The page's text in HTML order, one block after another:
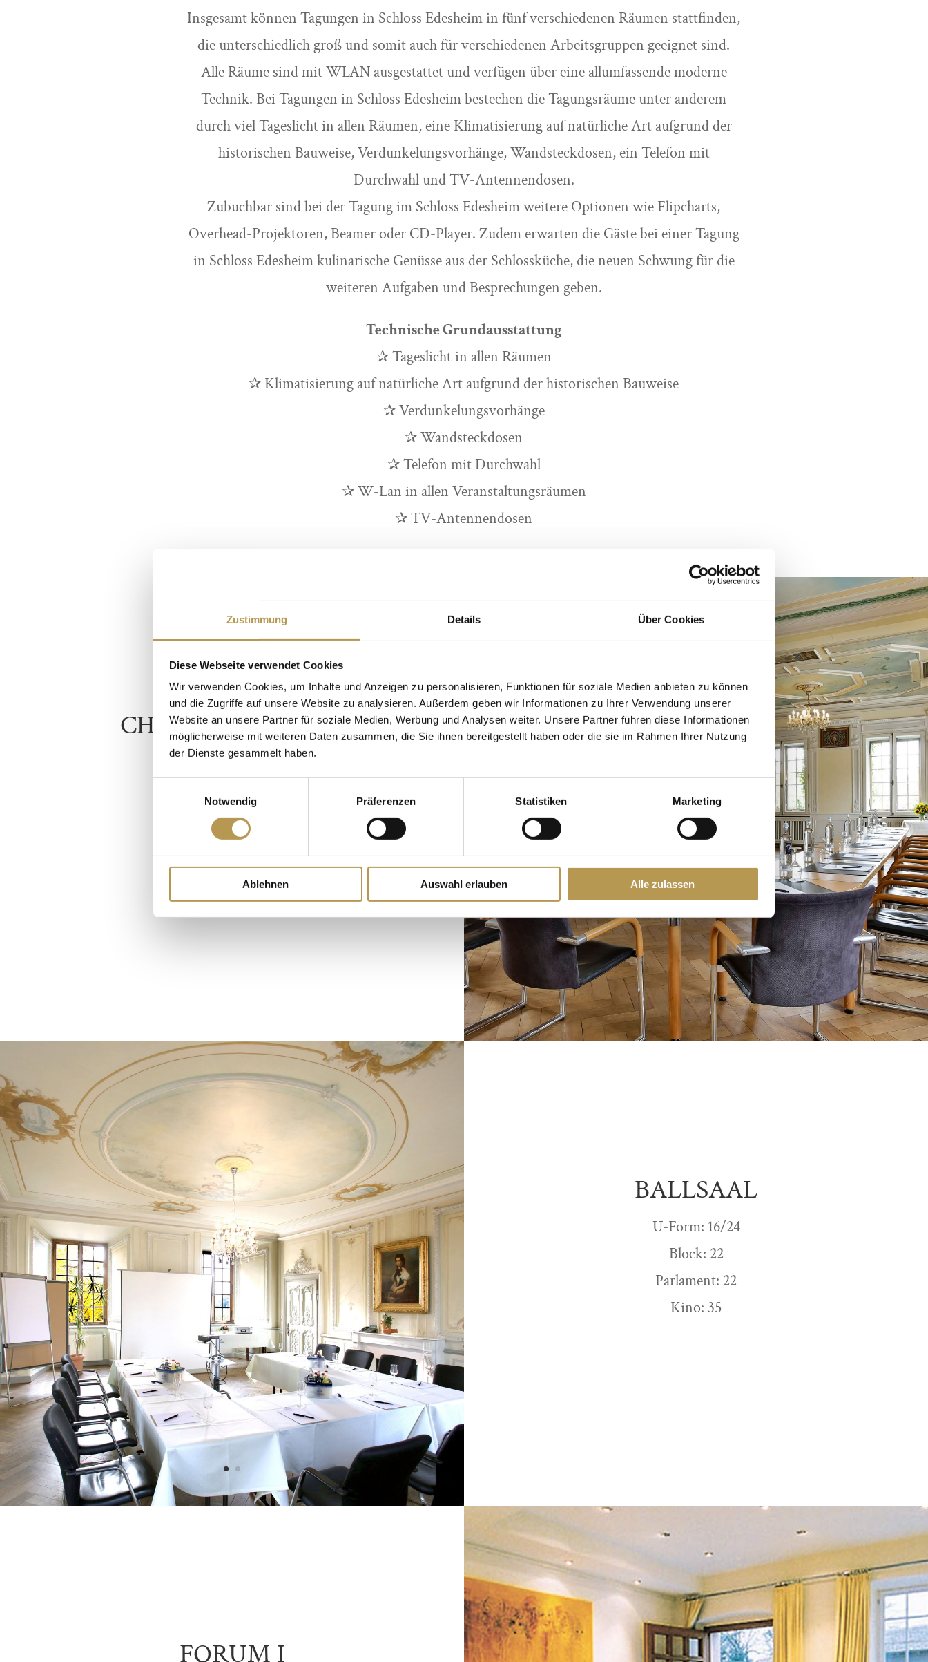
Zustimmung Details Über Cookies
Diese Webseite verwendet Cookies
Wir verwenden Cookies, um Inhalte und Anzeigen zu personalisieren, Funktionen für soziale Medien anbieten zu können
und die Zugriffe auf unsere Website zu analysieren. Außerdem geben wir Informationen zu Ihrer Verwendung unserer
Website an unsere Partner für soziale Medien, Werbung und Analysen weiter. Unsere Partner führen diese Informationen
möglicherweise mit weiteren Daten zusammen, die Sie ihnen bereitgestellt haben oder die sie im Rahmen Ihrer Nutzung
der Dienste gesammelt haben.
Notwendig
Präferenzen Statistiken Marketing
Ablehnen Auswahl erlauben Alle zulassen
Insgesamt können Tagungen in Schloss Edesheim in fünf verschiedenen Räumen stattfinden,
die unterschiedlich groß und somit auch für verschiedenen Arbeitsgruppen geeignet sind.
Alle Räume sind mit WLAN ausgestattet und verfügen über eine allumfassende moderne
Technik. Bei Tagungen in Schloss Edesheim bestechen die Tagungsräume unter anderem
durch viel Tageslicht in allen Räumen, eine Klimatisierung auf natürliche Art aufgrund der
historischen Bauweise, Verdunkelungsvorhänge, Wandsteckdosen, ein Telefon mit
Durchwahl und TV-Antennendosen.
Zubuchbar sind bei der Tagung im Schloss Edesheim weitere Optionen wie Flipcharts,
Overhead-Projektoren, Beamer oder CD-Player. Zudem erwarten die Gäste bei einer Tagung
in Schloss Edesheim kulinarische Genüsse aus der Schlossküche, die neuen Schwung für die
weiteren Aufgaben und Besprechungen geben.
Technische Grundausstattung
✰ Tageslicht in allen Räumen
✰ Klimatisierung auf natürliche Art aufgrund der historischen Bauweise
✰ Verdunkelungsvorhänge
✰ Wandsteckdosen
✰ Telefon mit Durchwahl
✰ W-Lan in allen Veranstaltungsräumen
✰ TV-Antennendosen
CHURPFALTZSAAL
U-Form: 30/46
Parlament: 40
Kino: 70
BALLSAAL
U-Form: 16/24
Block: 22
Parlament: 22
Kino: 35
FORUM I